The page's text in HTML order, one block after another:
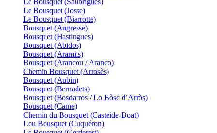
Le Bousquet (Saubrigues)
Le Bousquet (Josse)
Le Bousquet (Biarrotte)
Bousquet (Angresse)
Bousquet (Hastingues)
Bousquet (Abidos)
Bousquet (Aramits)
Bousquet (Arancou / Aranco)
Chemin Bousquet (Arrosès)
Bousquet (Aubin)
Bousquet (Bernadets)
Bousquet (Bosdarros / Lo Bòsc d’Arròs)
Bousquet (Came)
Chemin du Bousquet (Casteide-Doat)
Lou Bousquet (Cuquéron)